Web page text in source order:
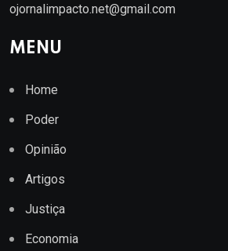
ojornalimpacto.net@gmail.com
MENU
Home
Poder
Opinião
Artigos
Justiça
Economia